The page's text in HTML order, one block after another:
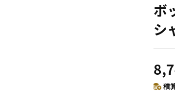
ボ
シ
積